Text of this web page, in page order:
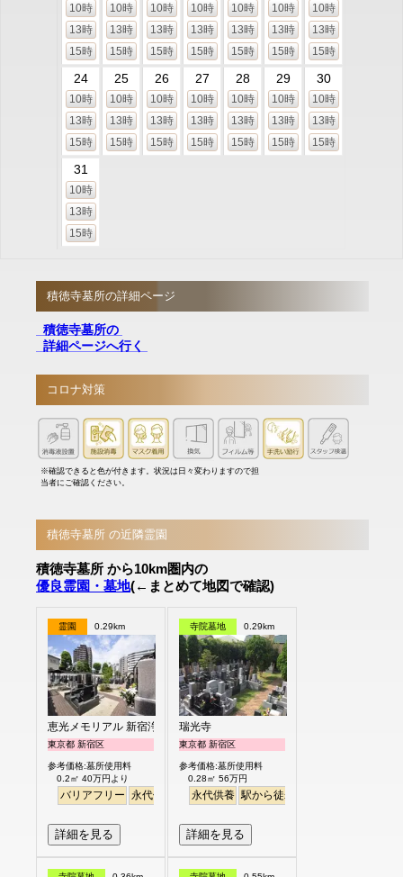
10時
13時
15時
10時
13時
15時
10時
13時
15時
10時
13時
15時
10時
13時
15時
10時
13時
15時
10時
13時
15時
24
10時
13時
15時
25
10時
13時
15時
26
10時
13時
15時
27
10時
13時
15時
28
10時
13時
15時
29
10時
13時
15時
30
10時
13時
15時
31
10時
13時
15時
積徳寺墓所の詳細ページ
積徳寺墓所の
詳細ページへ行く
コロナ対策
※確認できると色が付きます。状況は日々変わりますので担
当者にご確認ください。
積徳寺墓所 の近隣霊園
積徳寺墓所 から10km圏内の
優良霊園・墓地(←まとめて地図で確認)
霊園 0.29km
恵光メモリアル 新宿浄苑
東京都 新宿区
参考価格:墓所使用料
0.2㎡ 40万円より
バリアフリー 永代供養 駅から徒歩
詳細を見る
寺院墓地 0.29km
瑞光寺
東京都 新宿区
参考価格:墓所使用料
0.28㎡ 56万円
永代供養 駅から徒歩
詳細を見る